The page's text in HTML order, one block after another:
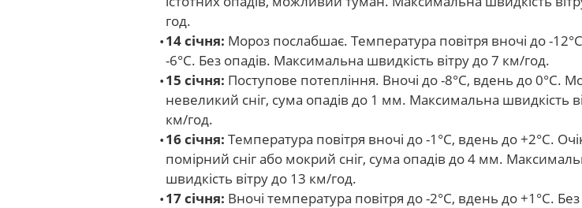
год.
14 січня: Мороз послабшає. Температура повітря вночі до -
-6°C. Без опадів. Максимальна швидкість вітру до 7 км/год.
15 січня: Поступове потепління. Вночі до -8°C, вдень до 0°C.
невеликий сніг, сума опадів до 1 мм. Максимальна швидкість
км/год.
16 січня: Температура повітря вночі до -1°C, вдень до +2°C.
помірний сніг або мокрий сніг, сума опадів до 4 мм.
швидкість вітру до 13 км/год.
17 січня: Вночі температура повітря до -2°C, вдень до +1°C. Без